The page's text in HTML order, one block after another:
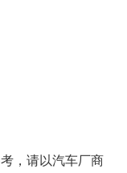
，请以汽车厂商